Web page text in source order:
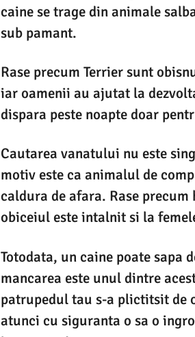
caine se trage din animale
sub pamant.
Rase precum Terrier sunt
iar oamenii au ajutat la
dispara peste noapte doar
Cautarea vanatului nu este
motiv este ca animalul de
caldura de afara. Rase
obiceiul este intalnit si la
Totodata, un caine poate sapa
mancarea este unul dintre
patrupedul tau s-a plictitsit de
atunci cu siguranta o sa o